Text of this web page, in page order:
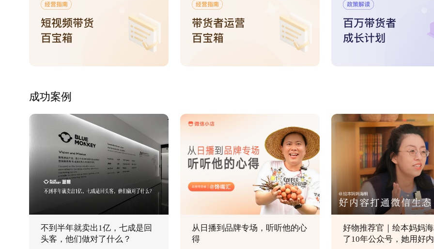
成功案例
不到半年就卖出1亿，七成是回
头客，他们做对了什么？
从日播到品牌专场，听听他的心
得
好物推荐官｜绘本妈妈
了10年公众号，她用好